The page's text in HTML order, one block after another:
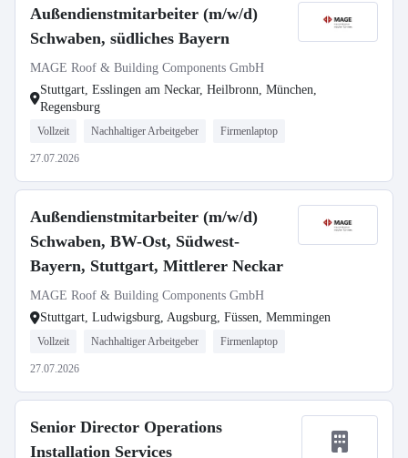
Außendienstmitarbeiter (m/w/d)
Schwaben, südliches Bayern
MAGE Roof & Building Components GmbH
Stuttgart, Esslingen am Neckar, Heilbronn, München,
Regensburg
Vollzeit Nachhaltiger Arbeitgeber Firmenlaptop
27.07.2026
Außendienstmitarbeiter (m/w/d)
Schwaben, BW-Ost, Südwest-
Bayern, Stuttgart, Mittlerer Neckar
MAGE Roof & Building Components GmbH
Stuttgart, Ludwigsburg, Augsburg, Füssen, Memmingen
Vollzeit Nachhaltiger Arbeitgeber Firmenlaptop
27.07.2026
Senior Director Operations
Installation Services